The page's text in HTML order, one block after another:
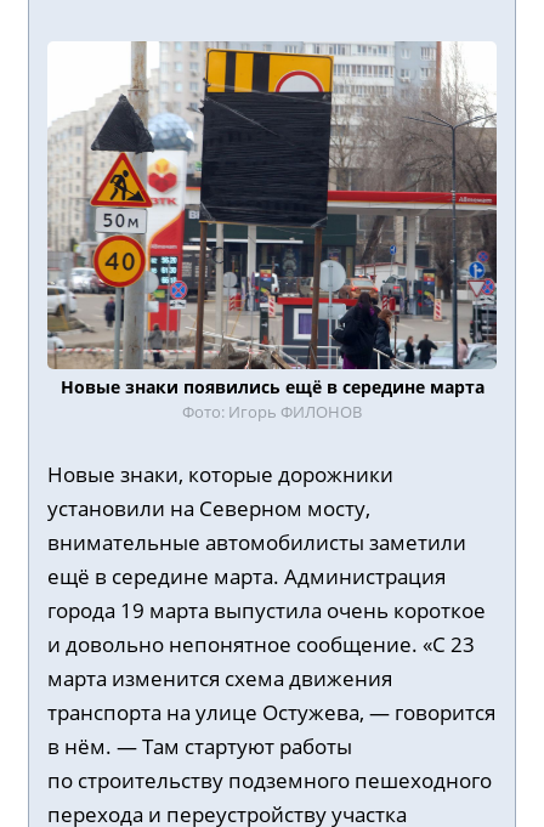
Новые знаки появились ещё в середине марта
Фото: Игорь ФИЛОНОВ
Новые знаки, которые дорожники
установили на Северном мосту,
внимательные автомобилисты заметили
ещё в середине марта. Администрация
города 19 марта выпустила очень короткое
и довольно непонятное сообщение. «С 23
марта изменится схема движения
транспорта на улице Остужева, — говорится
в нём. — Там стартуют работы
по строительству подземного пешеходного
перехода и переустройству участка